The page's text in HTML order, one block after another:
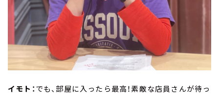
イモト：でも、部屋に入ったら最高！素敵な店員さんが待っ